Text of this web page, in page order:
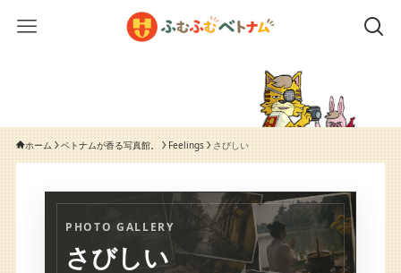
ホーム ベトナムが香る写真館。 Feelings さびしい
PHOTO GALLERY
さびしい